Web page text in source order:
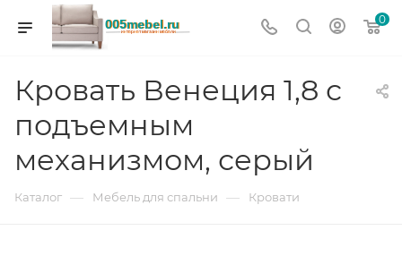
0
Кровать Венеция 1,8 с
подъемным
механизмом, серый
Каталог — Мебель для спальни — Кровати